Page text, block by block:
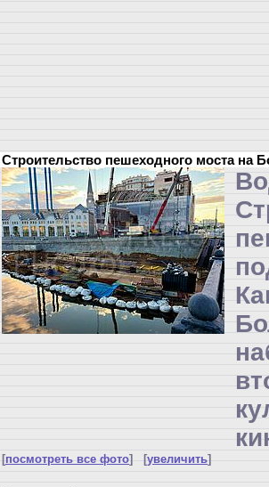
Строительство пешеходного моста на
[посмотреть все фото] [увеличить]